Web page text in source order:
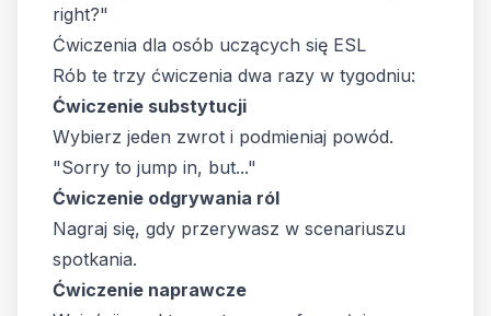
right?"
Ćwiczenia dla osób uczących się ESL
Rób te trzy ćwiczenia dwa razy w tygodniu:
Ćwiczenie substytucji
Wybierz jeden zwrot i podmieniaj powód.
"Sorry to jump in, but..."
Ćwiczenie odgrywania ról
Nagraj się, gdy przerywasz w scenariuszu
spotkania.
Ćwiczenie naprawcze